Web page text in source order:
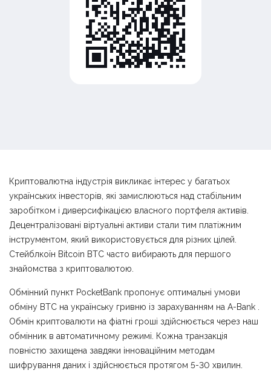
Криптовалютна індустрія викликає інтерес у багатьох
українських інвесторів, які замислюються над стабільним
заробітком і диверсифікацією власного портфеля активів.
Децентралізовані віртуальні активи стали тим платіжним
інструментом, який використовується для різних цілей.
Стейблкоїн Bitcoin BTC часто вибирають для першого
знайомства з криптовалютою.
Обмінний пункт PocketBank пропонує оптимальні умови
обміну BTC на українську гривню із зарахуванням на A-Bank .
Обмін криптовалюти на фіатні гроші здійснюється через наш
обмінник в автоматичному режимі. Кожна транзакція
повністю захищена завдяки інноваційним методам
шифрування даних і здійснюється протягом 5-30 хвилин.